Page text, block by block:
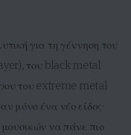
για τη γέννηση του
του black metal
του extreme metal
μόνο ένα νέο είδος·
να πάνε πιο